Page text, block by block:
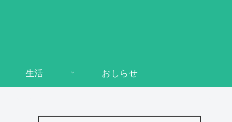
生活 おしらせ